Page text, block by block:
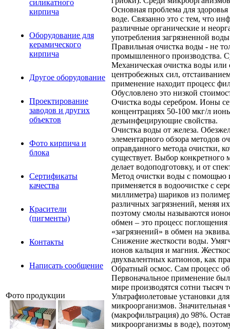
силикатного
кирпича
Оборудование для
керамического
кирпича
Другое оборудование
Проектирование
заводов и других
объектов
Фото кирпича и
блока
Сертификаты
качества
Красители
(пигменты)
Контакты
Написать сообщение
Фото продукции
Основная проблема для
воде. Связанно это с тем, что
различные органические и
употребления загрязненной
Правильная очистка воды - не
промышленного производства.
Механическая очистка воды
центробежных сил,
применение находит процесс
Обусловлено это низкой
Очистка воды серебром. Ионы
концентрациях 50-100 мкг/л
дезъинфецирующие свойства.
Очистка воды от железа.
элементарного обзора методов
оправданного метода очистки,
существует. Выбор конкретного
делает водоподготовку, и от
Метод очистки воды с
применяется в водоочистке с
миллиметра) шариков из
различных загрязнений, меняя
поэтому смолы называются
обмен – это процесс
«загрязнений» в обмен на
Снижение жесткости воды.
ионов кальция и магния.
двухвалентных катионов, как
Обратный осмос. Сам процесс
Первоначальное применение
мире производятся сотни тысяч
Ультрафиолетовые установки
микроорганизмов. Значительная
(макрофильтрация) до 98%.
микроорганизмы в воде),